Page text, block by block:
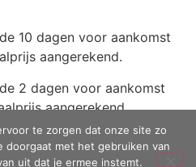
10 dagen voor aankomst
aangerekend.
2 dagen voor aankomst
aangerekend.
te zorgen dat onze site zo
doorgaat met het gebruiken van
uit dat je ermee instemt.